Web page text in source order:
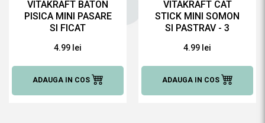
VITAKRAFT BATON
PISICA MINI PASARE
SI FICAT
4.99 lei
ADAUGA IN COS
VITAKRAFT CAT
STICK MINI SOMON
SI PASTRAV - 3
4.99 lei
ADAUGA IN COS